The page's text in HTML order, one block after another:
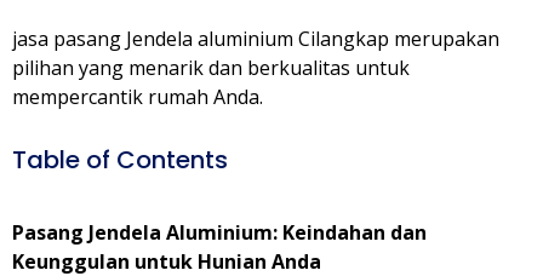
jasa pasang Jendela aluminium Cilangkap merupakan
pilihan yang menarik dan berkualitas untuk
mempercantik rumah Anda.
Table of Contents
Pasang Jendela Aluminium: Keindahan dan
Keunggulan untuk Hunian Anda